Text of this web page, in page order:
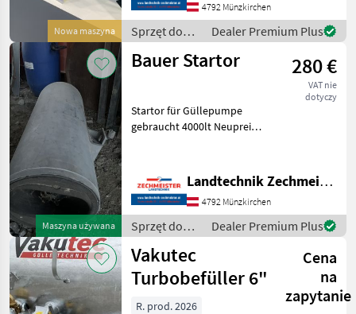
Nowa maszyna
4792 Münzkirchen
Sprzęt do
nawożenia i
nawadniania
Dealer Premium Plus
Maszyna używana
Bauer Startor 280 €
VAT nie
dotyczy
Startor für Güllepumpe
gebraucht 4000lt Neupreis
do nawożenia i
nawadniania Pompy do
gnojowicy
Landtechnik Zechmeister GmbH & Co KG
4792 Münzkirchen
Sprzęt do
nawożenia i
nawadniania
/ Bauer
Dealer Premium Plus
Vakutec
Turbobefüller 6"
Cena
na
zapytanie
R. prod. 2026